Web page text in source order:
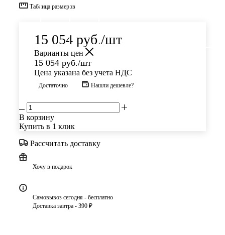
Таблица размеров
15 054 руб./шт
Варианты цен
15 054 руб./шт
Цена указана без учета НДС
Достаточно Нашли дешевле?
В корзину
Купить в 1 клик
Рассчитать доставку
Хочу в подарок
Самовывоз сегодня - бесплатно
Доставка завтра - 390 ₽